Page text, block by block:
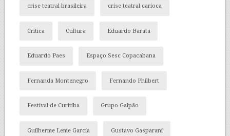
crise teatral brasileira crise teatral carioca
Crítica Cultura Eduardo Barata
Eduardo Paes Espaço Sesc Copacabana
Fernanda Montenegro Fernando Philbert
Festival de Curitiba Grupo Galpão
Guilherme Leme Garcia Gustavo Gasparani